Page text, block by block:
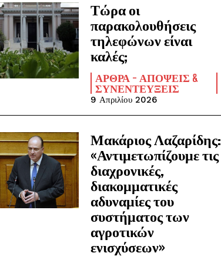
Τώρα οι
παρακολουθήσεις
τηλεφώνων είναι
καλές;
ΆΡΘΡΑ - ΑΠΌΨΕΙΣ &
ΣΥΝΕΝΤΕΎΞΕΙΣ
9 Απριλίου 2026
Μακάριος Λαζαρίδης:
«Αντιμετωπίζουμε τις
διαχρονικές,
διακομματικές
αδυναμίες του
συστήματος των
αγροτικών
ενισχύσεων»